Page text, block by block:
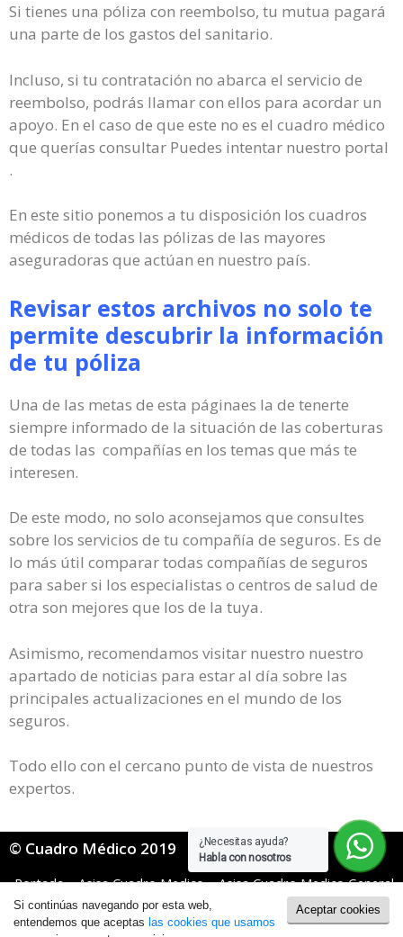
¿Necesitas ayuda?
Habla con nosotros
Si tienes una póliza con reembolso, tu mutua pagará
una parte de los gastos del sanitario.
Incluso, si tu contratación no abarca el servicio de
reembolso, podrás llamar con ellos para acordar un
apoyo. En el caso de que este no es el cuadro médico
que querías consultar Puedes intentar nuestro portal
.
En este sitio ponemos a tu disposición los cuadros
médicos de todas las pólizas de las mayores
aseguradoras que actúan en nuestro país.
Revisar estos archivos no solo te
permite descubrir la información
de tu póliza
Una de las metas de esta páginaes la de tenerte
siempre informado de la situación de las coberturas
de todas las compañías en los temas que más te
interesen.
De este modo, no solo aconsejamos que consultes
sobre los servicios de tu compañía de seguros. Es de
lo más útil comparar todas compañías de seguros
para saber si los especialistas o centros de salud de
otra son mejores que los de la tuya.
Asimismo, recomendamos visitar nuestro nuestro
apartado de noticias para estar al día sobre las
principales actualizaciones en el mundo de los
seguros.
Todo ello con el cercano punto de vista de nuestros
expertos.
© Cuadro Médico 2019
Portada»Asisa Cuadro Medico»Asisa Cuadro Medico General
»
Asisa cuadro medico Sevilla
Política de Cookies|Política de Privacidad
Aceptar cookies
Si continúas navegando por esta web,
entendemos que aceptas las cookies que usamos